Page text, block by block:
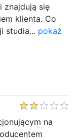
znajdują się
klienta. Co
studia... pokaż
na